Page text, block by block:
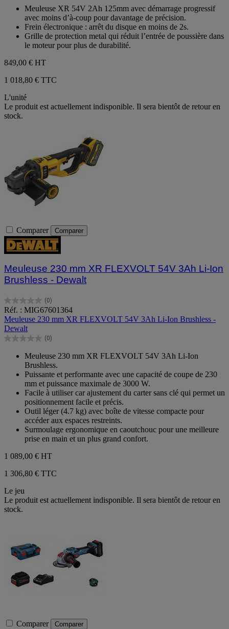
étoiles.
Meuleuse XR 54V 2Ah 125mm avec démarrage progressif
avec moins d’à-coup pour davantage de précision.
Frein électronique : arrêt du disque en moins de 2s.
Grille de protection metal qui réduit l’entrée de poussière dans
le moteur pour plus de durabilité.
849,00 € HT
1 018,80 € TTC
L'unité
Le produit est actuellement indisponible. Il sera bientôt de retour en
stock.
Comparer Comparer
Meuleuse 230 mm XR FLEXVOLT 54V 3Ah Li-Ion
Brushless - Dewalt
(0)
0.0
sur
5
étoiles.
Réf. : MIG67601364
Meuleuse 230 mm XR FLEXVOLT 54V 3Ah Li-Ion Brushless -
Dewalt
(0)
0.0
étoiles.
Meuleuse 230 mm XR FLEXVOLT 54V 3Ah Li-Ion
Brushless.
Puissante et performante avec une capacité de coupe de 230
mm et puissance maximale de 3000 W.
Facile à utiliser car ajustement du carter sans clé qui permet un
positionnement facile et précis.
Outil léger (4.7 kg) avec boîte de vitesse compacte pour
accéder aux espaces restreints.
Surmoulage ergonomique en caoutchouc pour une meilleure
prise en main et un plus grand confort.
1 089,00 € HT
1 306,80 € TTC
Le jeu
Le produit est actuellement indisponible. Il sera bientôt de retour en
stock.
Comparer Comparer